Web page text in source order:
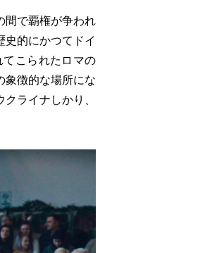
間で覇権が争われ
的にかつてドイ
こられたロマの
象徴的な場所にな
ライナしかり、